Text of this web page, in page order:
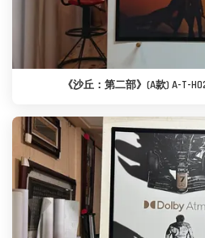
《沙丘：第二部》(A款) A-T-